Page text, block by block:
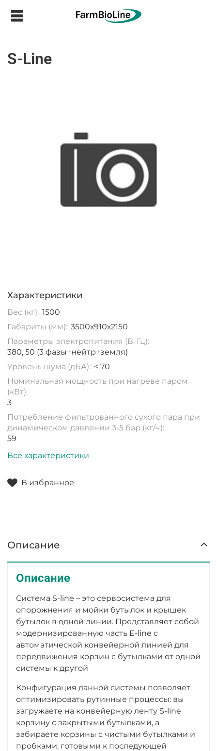
S-Line
В избранное
Характеристики
Вес (кг): 1500
Габариты (мм): 3500х910х2150
Параметры электропитания (В, Гц):
380, 50 (3 фазы+нейтр+земля)
Уровень шума (дБА): < 70
Номинальная мощность при нагреве паром
(кВт):
3
Потребление фильтрованного сухого пара при
динамическом давлении 3-5 бар (кг/ч):
59
Все характеристики
Описание
Описание
Система S-line – это сервосистема для
опорожнения и мойки бутылок и крышек
бутылок в одной линии. Представляет собой
модернизированную часть E-line с
автоматической конвейерной линией для
передвижения корзин с бутылками от одной
системы к другой
Конфигурация данной системы позволяет
оптимизировать рутинные процессы: вы
загружаете на конвейерную ленту S-line
корзину с закрытыми бутылками, а
забираете корзины с чистыми бутылками и
пробками, готовыми к последующей